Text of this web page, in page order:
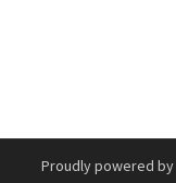
Proudly powered by